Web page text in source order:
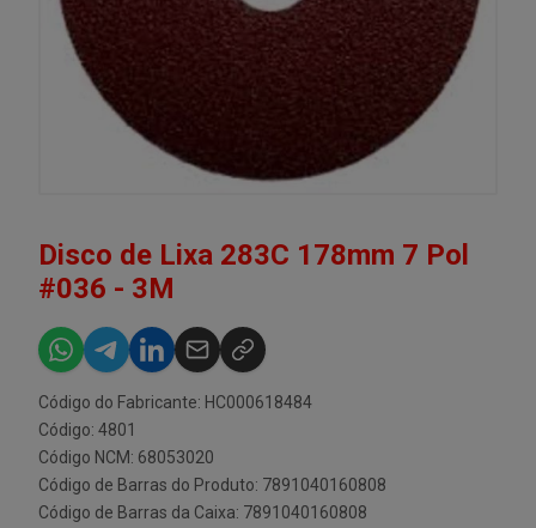
Disco de Lixa 283C 178mm 7 Pol
#036 - 3M
Código do Fabricante: HC000618484
Código: 4801
Código NCM: 68053020
Código de Barras do Produto: 7891040160808
Código de Barras da Caixa: 7891040160808